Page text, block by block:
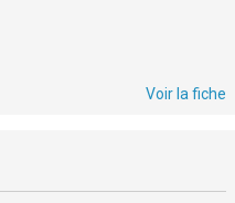
Voir la fiche